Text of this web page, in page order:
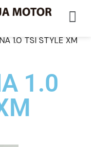
1.0 TSI STYLE XM
1.0